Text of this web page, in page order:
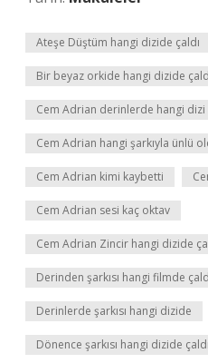
Ateşe Düştüm hangi dizide çaldı
Bir beyaz orkide hangi dizide
Cem Adrian derinlerde hangi dizi
Cem Adrian hangi şarkıyla ünlü
Cem Adrian kimi kaybetti
Cem Adrian sesi kaç oktav
Cem Adrian Zincir hangi dizide
Derinden şarkısı hangi filmde
Derinlerde şarkısı hangi dizide
Dönence şarkısı hangi dizide çaldı